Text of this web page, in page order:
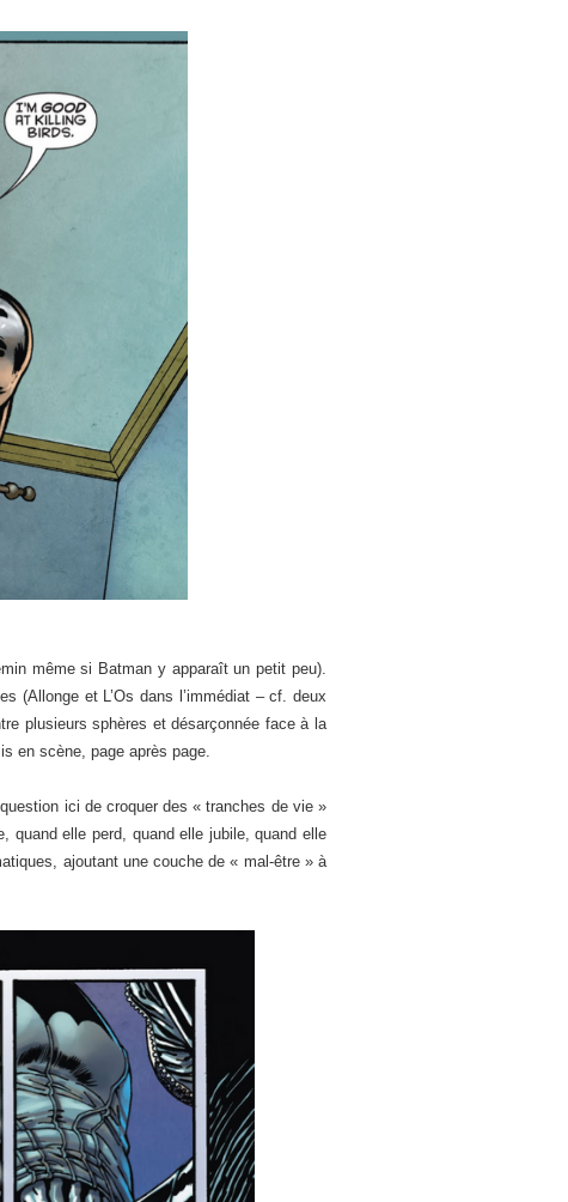
même si Batman y apparaît un petit peu).
(Allonge et L’Os dans l’immédiat – cf. deux
plusieurs sphères et désarçonnée face à la
en scène, page après page.
ici de croquer des « tranches de vie »
quand elle perd, quand elle jubile, quand elle
ajoutant une couche de « mal-être » à